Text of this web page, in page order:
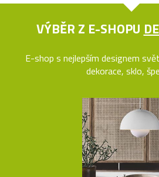
VÝBĚR Z E-SHOPU
E-shop s nejlepším designem
dekorace, sklo,